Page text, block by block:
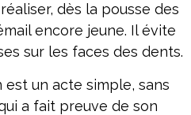
dès la pousse des
encore jeune. Il évite
sur les faces des dents.
un acte simple, sans
a fait preuve de son